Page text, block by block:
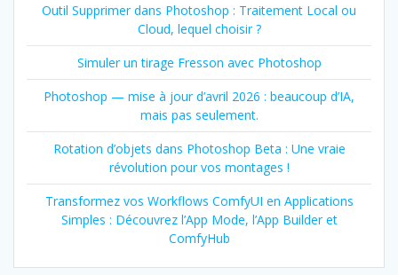
Outil Supprimer dans Photoshop : Traitement Local ou
Cloud, lequel choisir ?
Simuler un tirage Fresson avec Photoshop
Photoshop — mise à jour d’avril 2026 : beaucoup d’IA,
mais pas seulement.
Rotation d’objets dans Photoshop Beta : Une vraie
révolution pour vos montages !
Transformez vos Workflows ComfyUI en Applications
Simples : Découvrez l’App Mode, l’App Builder et
ComfyHub